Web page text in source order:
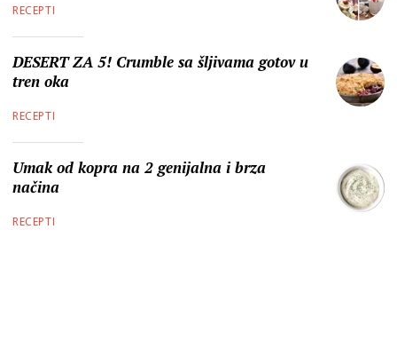
RECEPTI
DESERT ZA 5! Crumble sa šljivama gotov u
tren oka
RECEPTI
Umak od kopra na 2 genijalna i brza
načina
RECEPTI